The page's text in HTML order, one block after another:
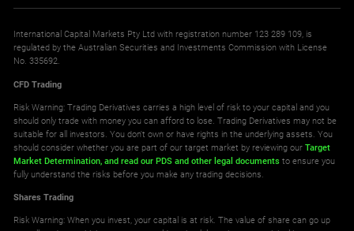
International Capital Markets Pty Ltd with registration number 123 289 109, is
regulated by the Australian Securities and Investments Commission with License
No. 335692.
CFD Trading
Risk Warning: Trading Derivatives carries a high level of risk to your capital and you
should only trade with money you can afford to lose. Trading Derivatives may not be
suitable for all investors. You don't own or have rights in the underlying assets. You
should consider whether you are part of our target market by reviewing ourTarget
Market Determination, and read our PDS and other legal documents to ensure you
fully understand the risks before you make any trading decisions.
Shares Trading
Risk Warning: When you invest, your capital is at risk. The value of share can go up